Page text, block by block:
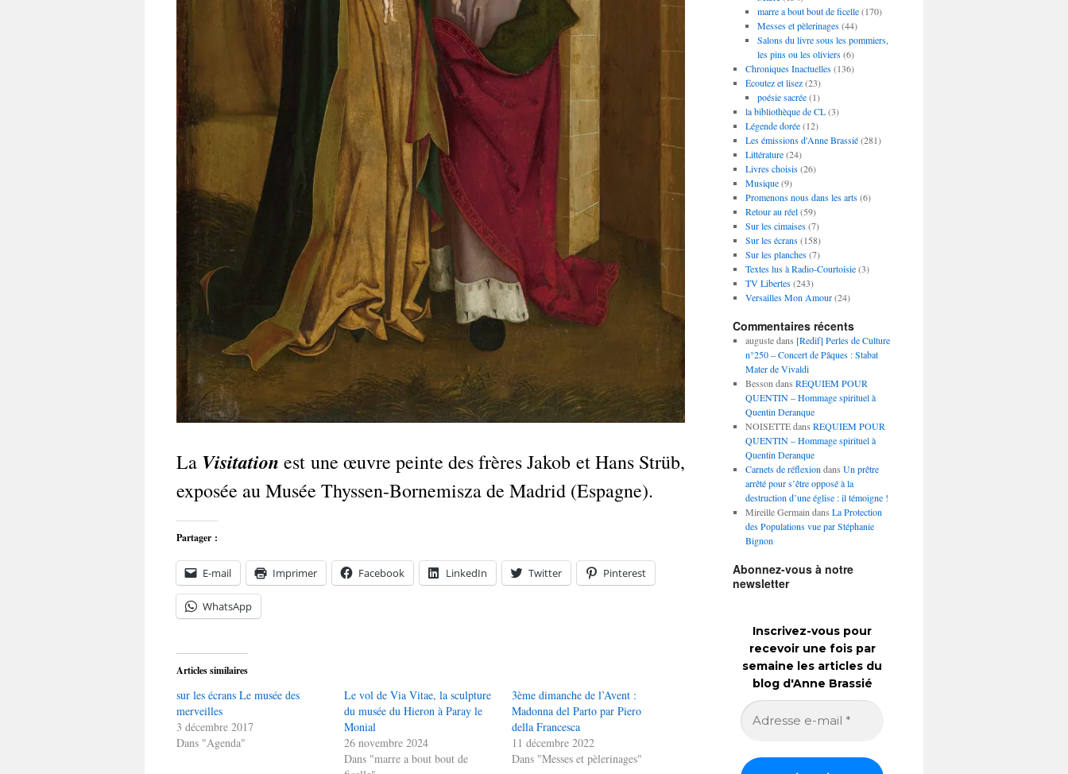
La Visitation est une œuvre peinte des frères Jakob et Hans Strüb,
exposée au Musée Thyssen-Bornemisza de Madrid (Espagne).
Partager :
E-mail Imprimer Facebook LinkedIn Twitter Pinterest
WhatsApp
Articles similaires
sur les écrans Le musée des
merveilles
3 décembre 2017
Dans "Agenda"
Le vol de Via Vitae, la sculpture
du musée du Hieron à Paray le
Monial
26 novembre 2024
Dans "marre a bout bout de
3ème dimanche de l’Avent :
Madonna del Parto par Piero
della Francesca
11 décembre 2022
Dans "Messes et pèlerinages"
marre a bout bout de ficelle(170)
Messes et pèlerinages(44)
Salons du livre sous les pommiers,
les pins ou les oliviers(6)
Chroniques Inactuelles(136)
Écoutez et lisez(23)
poésie sacrée(1)
la bibliothèque de CL(3)
Légende dorée(12)
Les émissions d'Anne Brassié(281)
Littérature(24)
Livres choisis(26)
Musique(9)
Promenons nous dans les arts(6)
Retour au réel(59)
Sur les cimaises(7)
Sur les écrans(158)
Sur les planches(7)
Textes lus à Radio-Courtoisie(3)
TV Libertes(243)
Versailles Mon Amour(24)
Commentaires récents
augustedans [Redif] Perles de Culture
n°250 – Concert de Pâques : Stabat
Mater de Vivaldi
Besson dans REQUIEM POUR
QUENTIN – Hommage spirituel à
Quentin Deranque
NOISETTEdans REQUIEM POUR
QUENTIN – Hommage spirituel à
Quentin Deranque
Carnets de réflexion dans Un prêtre
arrêté pour s’être opposé à la
destruction d’une église : il témoigne !
Mireille Germain dans La Protection
des Populations vue par Stéphanie
Bignon
Abonnez-vous à notre
newsletter
Inscrivez-vous pour
recevoir une fois par
semaine les articles du
blog d'Anne Brassié
Adresse
e-